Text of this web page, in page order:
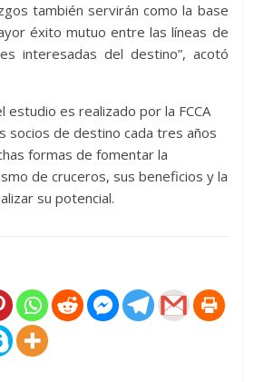
también servirán como la base
éxito mutuo entre las líneas de
interesadas del destino”, acotó
estudio es realizado por la FCCA
socios de destino cada tres años
formas de fomentar la
de cruceros, sus beneficios y la
su potencial.